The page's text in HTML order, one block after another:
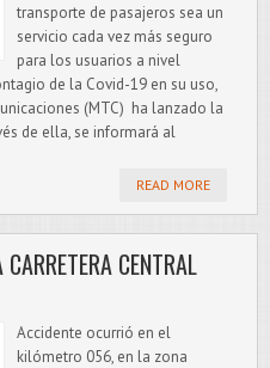
transporte de pasajeros sea un
servicio cada vez más seguro
para los usuarios a nivel
de la Covid-19 en su uso,
(MTC) ha lanzado la
de ella, se informará al
READ MORE
CENTRAL
Accidente ocurrió en el
kilómetro 056, en la zona